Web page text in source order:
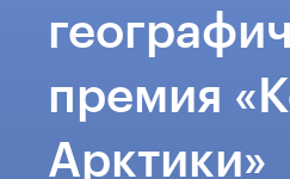
премия
Арктики»